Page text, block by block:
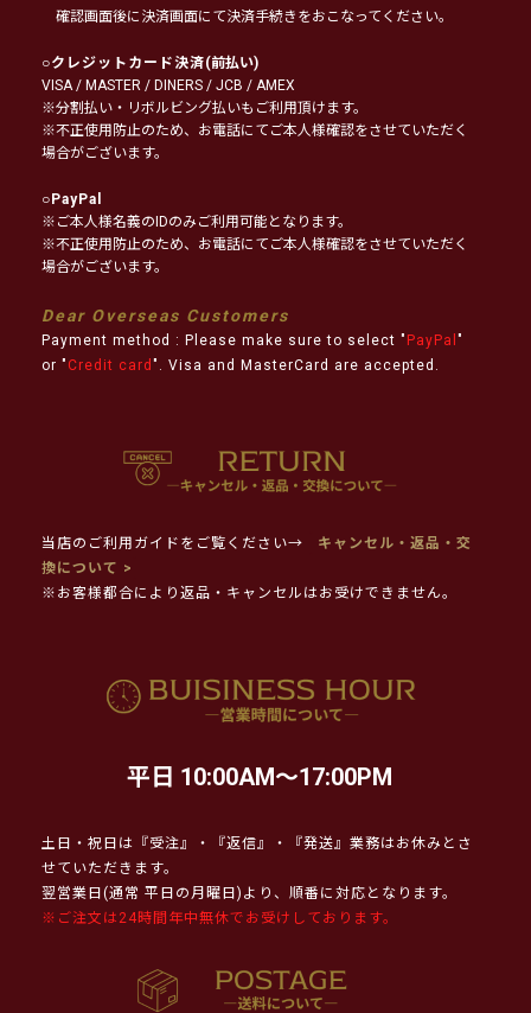
確認画面後に決済画面にて決済手続きをおこなってください。
○クレジットカード決済(前払い)
VISA / MASTER / DINERS / JCB / AMEX
※分割払い・リボルビング払いもご利用頂けます。
※不正使用防止のため、お電話にてご本人様確認をさせていただく
場合がございます。
○PayPal
※ご本人様名義のIDのみご利用可能となります。
※不正使用防止のため、お電話にてご本人様確認をさせていただく
場合がございます。
Dear Overseas Customers
Payment method : Please make sure to select " PayPal "
or " Credit card ". Visa and MasterCard are accepted.
当店のご利用ガイドをご覧ください→
キャンセル・返品・交
換について >
※お客様都合により返品・キャンセルはお受けできません。
平日 10:00AM～17:00PM
土日・祝日は『受注』・『返信』・『発送』業務はお休みとさ
せていただきます。
翌営業日(通常 平日の月曜日)より、順番に対応となります。
※ご注文は24時間年中無休でお受けしております。